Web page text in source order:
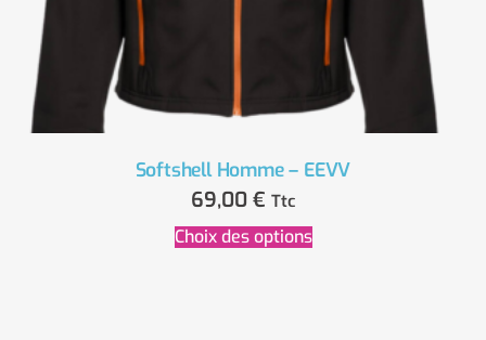
Softshell Homme – EEVV
69,00 € Ttc
Choix des options